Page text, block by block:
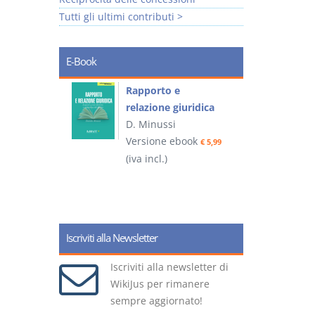
Tutti gli ultimi contributi >
E-Book
Rapporto e
relazione giuridica
D. Minussi
Versione ebook € 5,99
(iva incl.)
Iscriviti alla Newsletter
Iscriviti alla newsletter di
WikiJus per rimanere
sempre aggiornato!